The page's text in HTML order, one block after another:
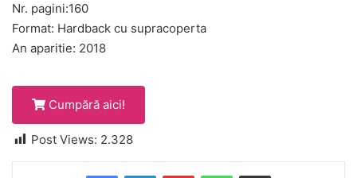
Nr. pagini:160
Format: Hardback cu supracoperta
An aparitie: 2018
Cumpără aici!
Post Views: 2.328